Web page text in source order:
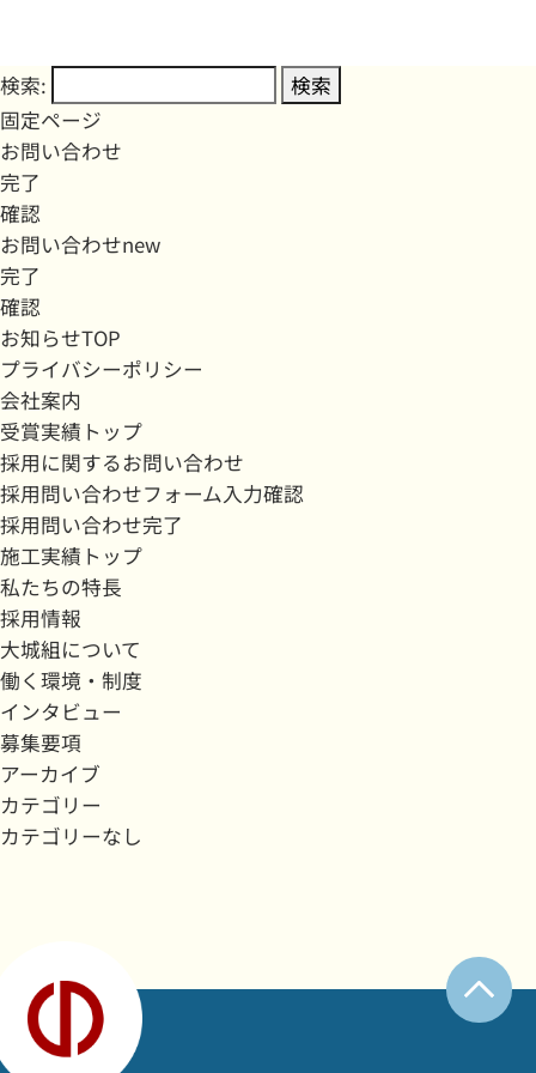
検索:
固定ページ
お問い合わせ
完了
確認
お問い合わせnew
完了
確認
お知らせTOP
プライバシーポリシー
会社案内
受賞実績トップ
採用に関するお問い合わせ
採用問い合わせフォーム入力確認
採用問い合わせ完了
施工実績トップ
私たちの特長
採用情報
大城組について
働く環境・制度
インタビュー
募集要項
アーカイブ
カテゴリー
カテゴリーなし